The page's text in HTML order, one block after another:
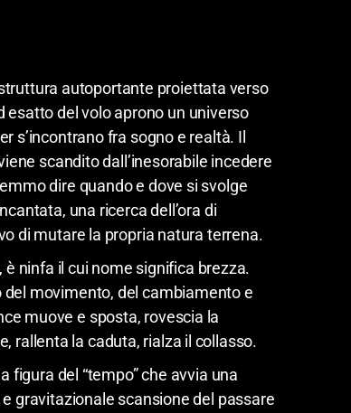
autoportante proiettata verso
esatto del volo aprono un universo
s’incontrano fra sogno e realtà. Il
scandito dall’inesorabile incedere
dire quando e dove si svolge
una ricerca dell’ora di
di mutare la propria natura terrena.
ninfa il cui nome significa brezza.
movimento, del cambiamento e
muove e sposta, rovescia la
rallenta la caduta, rialza il collasso.
figura del “tempo” che avvia una
gravitazionale scansione del passare